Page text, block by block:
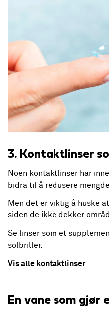
3. Kontaktlinser
Noen kontaktlinser har
bidra til å redusere
Men det er viktig å huske
siden de ikke dekker
Se linser som et
solbriller.
Vis alle kontaktlinser
En vane som gjør